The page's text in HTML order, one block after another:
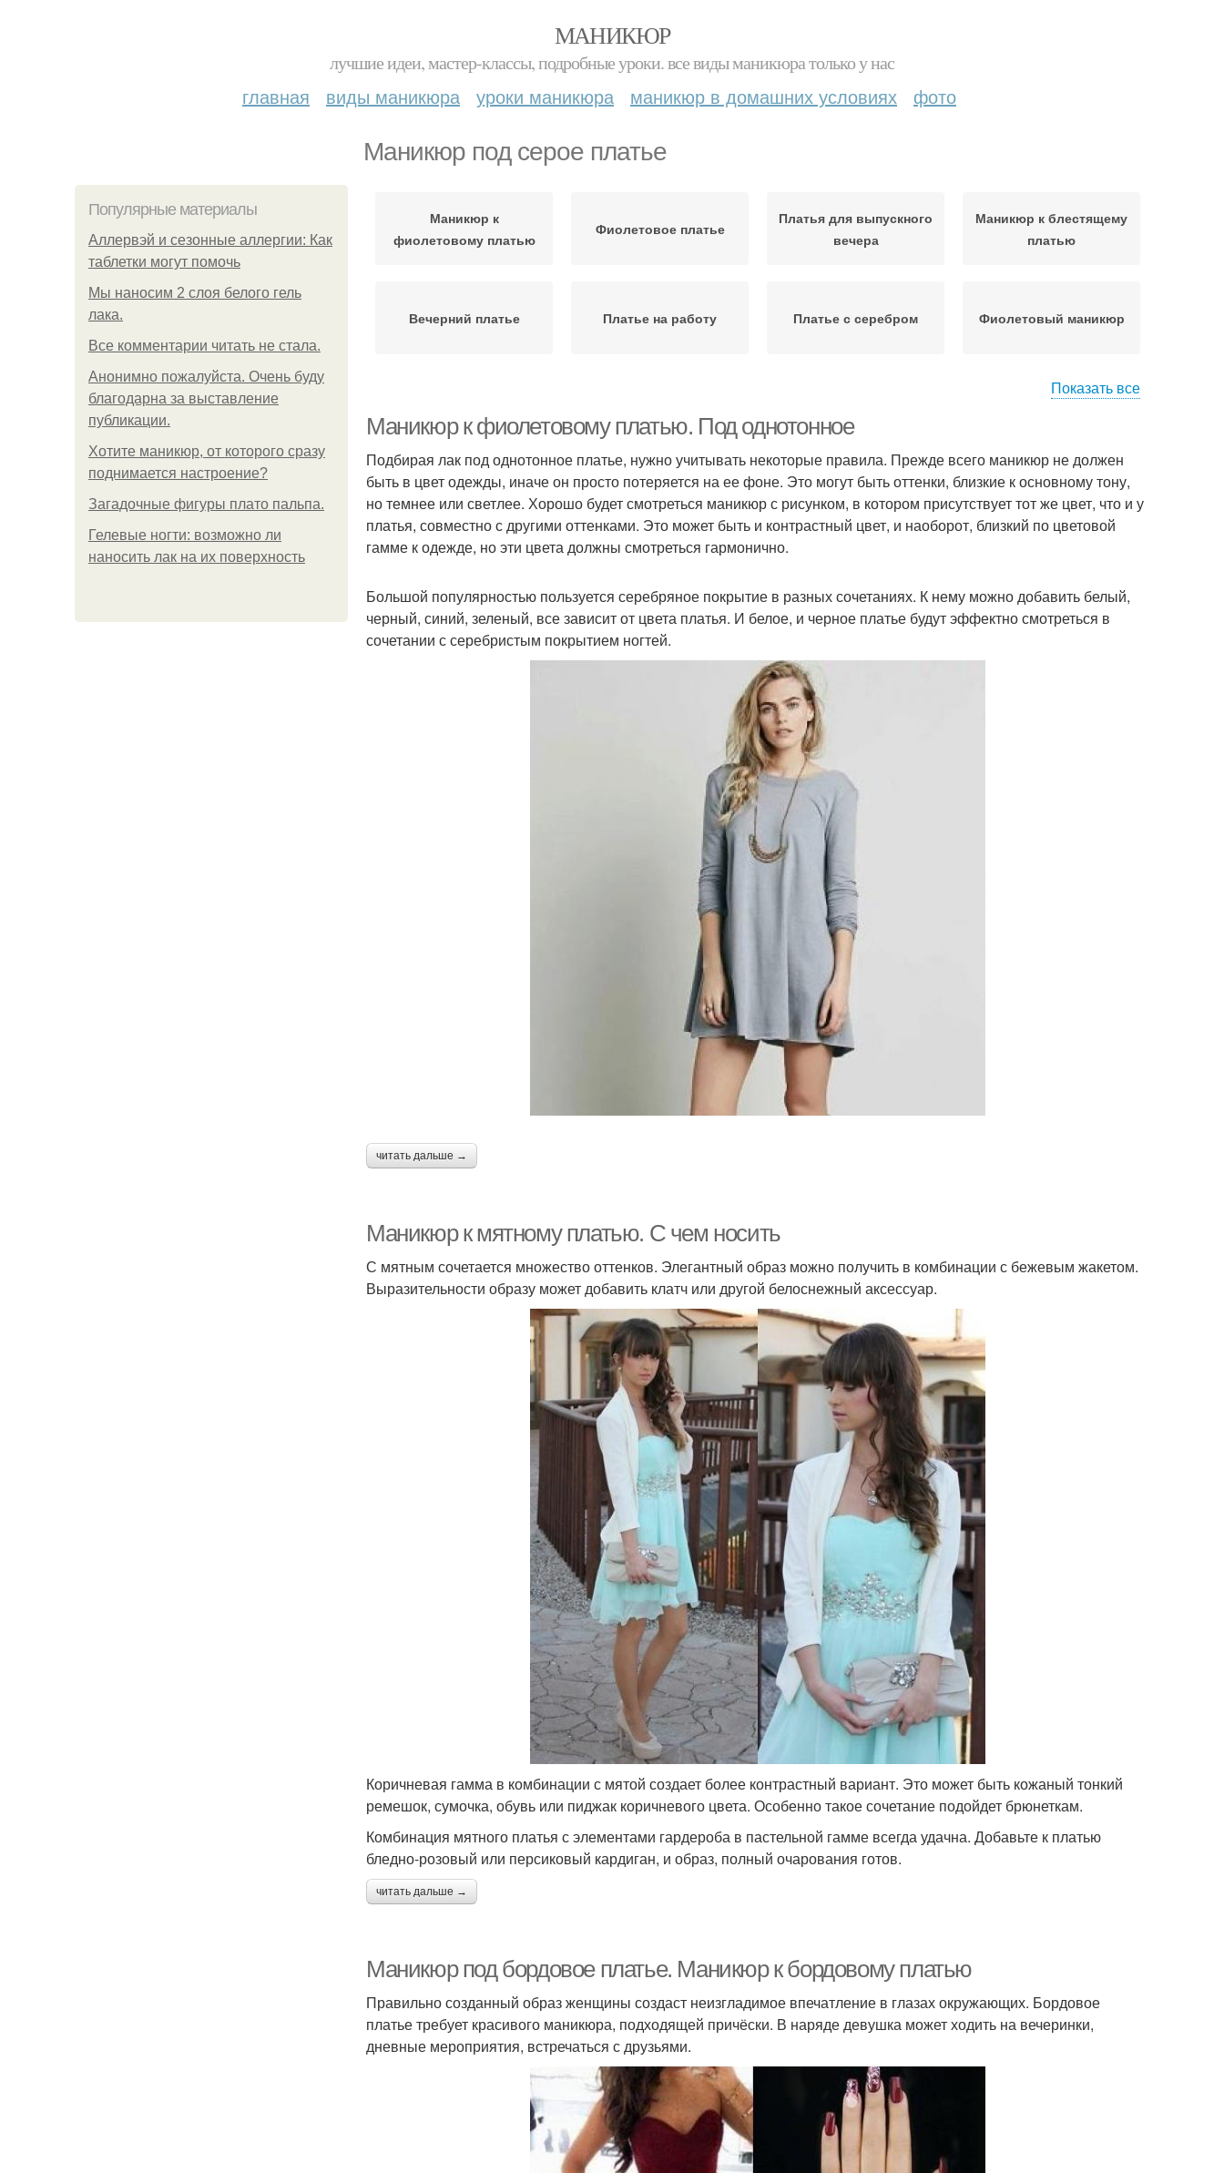
МАНИКЮР
лучшие идеи, мастер-классы, подробные уроки. все виды маникюра только у нас
главная виды маникюра уроки маникюра маникюр в домашних условиях фото
Маникюр под серое платье
Популярные материалы
Аллервэй и сезонные аллергии: Как
таблетки могут помочь
Мы наносим 2 слоя белого гель
лака.
Все комментарии читать не стала.
Анонимно пожалуйста. Очень буду
благодарна за выставление
публикации.
Хотите маникюр, от которого сразу
поднимается настроение?
Загадочные фигуры плато пальпа.
Гелевые ногти: возможно ли
наносить лак на их поверхность
Маникюр к
фиолетовому платью
Фиолетовое платье
Платья для выпускного
вечера
Маникюр к блестящему
платью
Вечерний платье Платье на работу Платье с серебром Фиолетовый маникюр
платью
платье
Маникюр с
Маникюр в бирюзовых
тонах
Маникюр к оранжевому
платью
Лазурный маникюр
Маникюр под бордовое
платье
платью
платье
Новинки для бордового
Серьги под бордовое
Макияж под бордовое
Маникюр к бежевому
Ногти под синее платье
Маникюр к розовому
Розовое платье
Розовый маникюр Маникюр с цветами
Шеллак под синее
Показать все
Маникюр к фиолетовому платью. Под однотонное
Подбирая лак под однотонное платье, нужно учитывать некоторые правила. Прежде всего маникюр не должен
быть в цвет одежды, иначе он просто потеряется на ее фоне. Это могут быть оттенки, близкие к основному тону,
но темнее или светлее. Хорошо будет смотреться маникюр с рисунком, в котором присутствует тот же цвет, что и у
платья, совместно с другими оттенками. Это может быть и контрастный цвет, и наоборот, близкий по цветовой
гамме к одежде, но эти цвета должны смотреться гармонично.
Большой популярностью пользуется серебряное покрытие в разных сочетаниях. К нему можно добавить белый,
черный, синий, зеленый, все зависит от цвета платья. И белое, и черное платье будут эффектно смотреться в
сочетании с серебристым покрытием ногтей.
читать дальше →
Маникюр к мятному платью. С чем носить
С мятным сочетается множество оттенков. Элегантный образ можно получить в комбинации с бежевым жакетом.
Выразительности образу может добавить клатч или другой белоснежный аксессуар.
Коричневая гамма в комбинации с мятой создает более контрастный вариант. Это может быть кожаный тонкий
ремешок, сумочка, обувь или пиджак коричневого цвета. Особенно такое сочетание подойдет брюнеткам.
Комбинация мятного платья с элементами гардероба в пастельной гамме всегда удачна. Добавьте к платью
бледно-розовый или персиковый кардиган, и образ, полный очарования готов.
читать дальше →
Маникюр под бордовое платье. Маникюр к бордовому платью
Правильно созданный образ женщины создаст неизгладимое впечатление в глазах окружающих. Бордовое
платье требует красивого маникюра, подходящей причёски. В наряде девушка может ходить на вечеринки,
дневные мероприятия, встречаться с друзьями.